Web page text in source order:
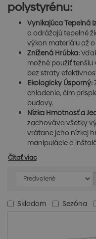
polystyrénu:
Vynikajúca Tepelná
a odrážajú tepelné
výkon materiálu až o
Znížená Hrúbka:
možné použiť tenšiu
bez straty
Ekologicky Úsporný:
chladenie, čím
budovy.
Nízka Hmotnosť a
zachováva všetky
vrátane jeho nízkej
manipulácie a
Čítať viac
Skladom Sezóna